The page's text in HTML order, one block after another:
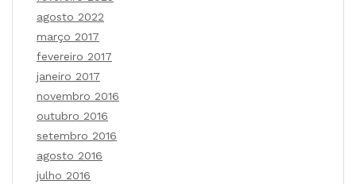
agosto 2022
março 2017
fevereiro 2017
janeiro 2017
novembro 2016
outubro 2016
setembro 2016
agosto 2016
julho 2016